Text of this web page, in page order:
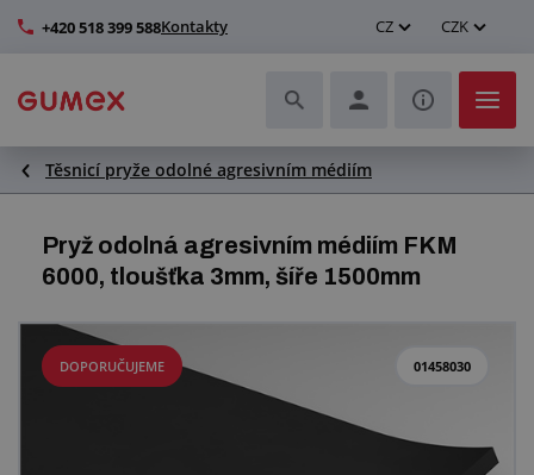
+420 518 399 588Kontakty CZ CZK
Hadice a jejich kompletace
Profily a výroba těsnění
Dopravníkové pásy a montáž
Těsnicí pryže odolné agresivním médiím
Pryž odolná agresivním médiím FKM
6000, tloušťka 3mm, šíře 1500mm
01458030
DOPORUČUJEME